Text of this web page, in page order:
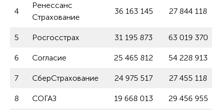
4
Ренессанс
Страхование
36 163 145 27 844 118
5 Росгосстрах 31 195 873 63 019 370
6 Согласие 25 465 812 54 228 913
7 СберСтрахование 24 975 517 27 455 118
8 СОГАЗ 19 668 013 29 456 955